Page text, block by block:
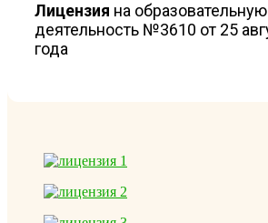
Лицензия на образовательную
деятельность №3610 от 25
года